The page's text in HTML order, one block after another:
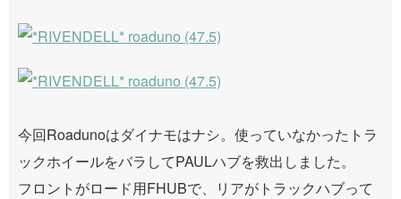
今回Roadunoはダイナモはナシ。使っていなかったトラ
ックホイールをバラしてPAULハブを救出しました。
フロントがロード用FHUBで、リアがトラックハブって